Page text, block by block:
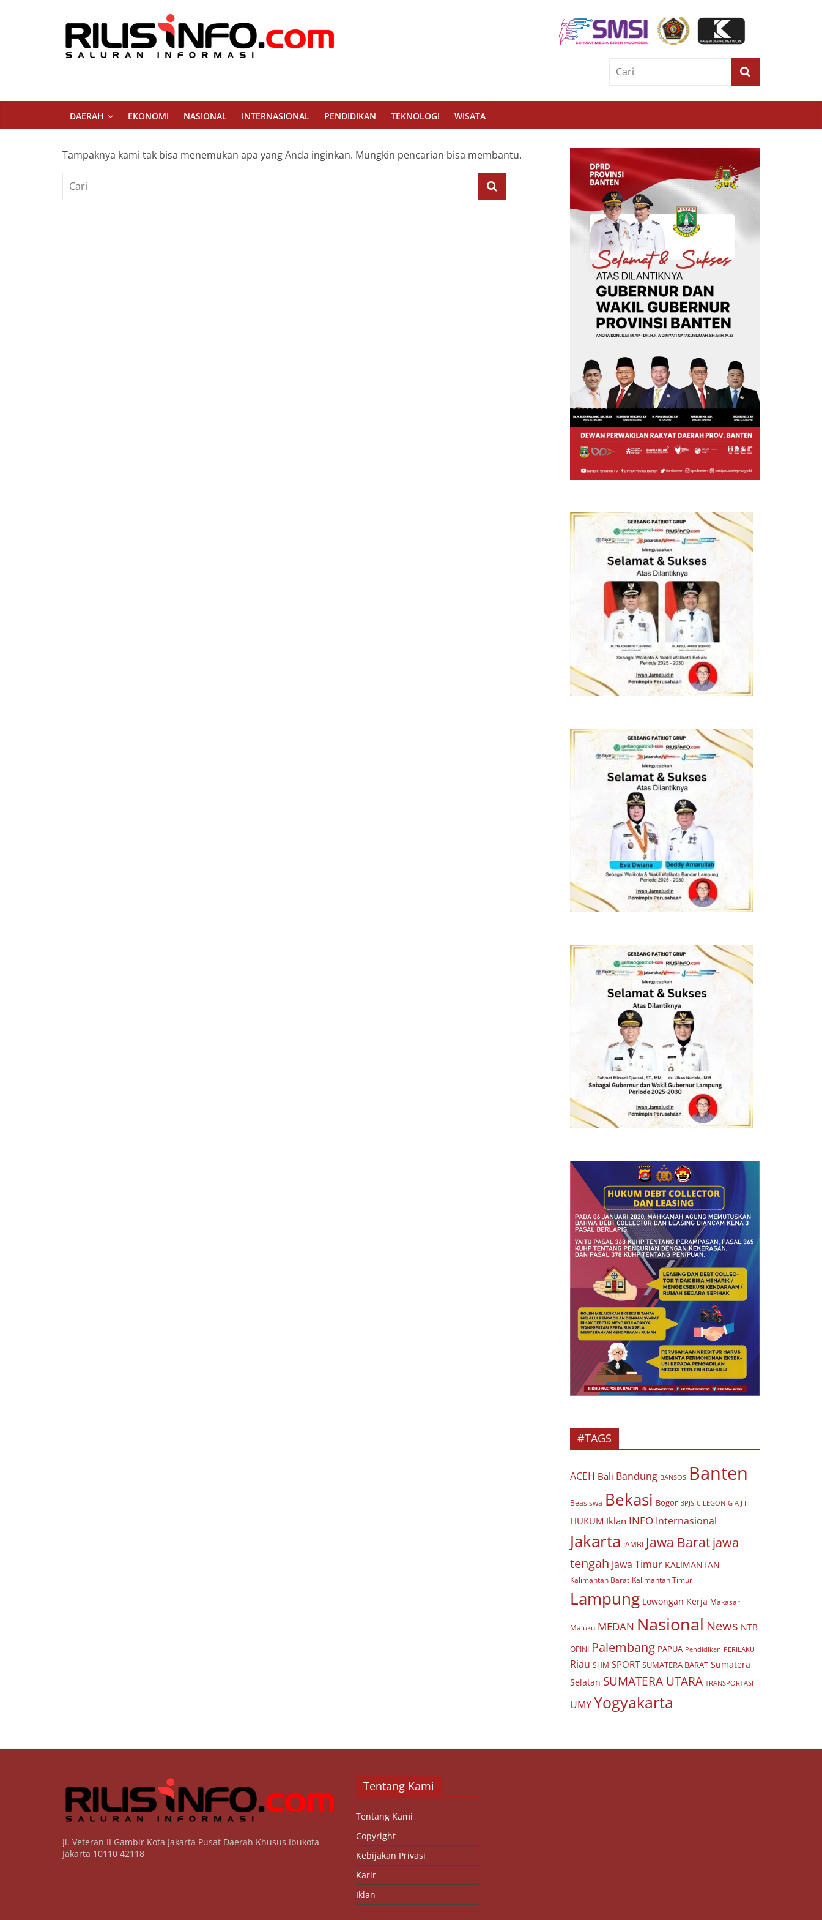
Rilis
Info
Saluran
Informasi
DAERAH EKONOMI NASIONAL INTERNASIONAL PENDIDIKAN TEKNOLOGI WISATA
Tampaknya kami tak bisa menemukan apa yang Anda inginkan. Mungkin pencarian bisa membantu.
#TAGS
ACEH Bali Bandung BANSOS Banten
Beasiswa Bekasi Bogor BPJS CILEGON G A J I
HUKUM Iklan INFO Internasional
Jakarta JAMBI Jawa Baratjawa
tengah Jawa Timur KALIMANTAN
Kalimantan Barat Kalimantan Timur
Lampung Lowongan Kerja Makasar
Maluku MEDAN Nasional News NTB
OPINI Palembang PAPUA Pendidikan PERILAKU
Riau SHM SPORT SUMATERA BARAT Sumatera
Selatan SUMATERA UTARA TRANSPORTASI
UMYYogyakarta
Jl. Veteran II Gambir Kota Jakarta Pusat Daerah Khusus Ibukota
Jakarta 10110 42118
Tentang Kami
Tentang Kami
Copyright
Kebijakan Privasi
Karir
Iklan